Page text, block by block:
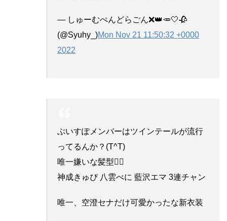
— しゅーむぺんどらごん❌👑🥕🤍🥀
(@Syuhy_)Mon Nov 21 11:50:32 +0000
2022
ぶいすぽメンバーはツインテールが流行
ってるんか？(T^T)
唯一嫌いな髪型🤦‍♂️
神成きゅぴ 八雲べに 藍沢エマ 3連チャン
唯一、空澄セナだけ可愛かったな新衣装